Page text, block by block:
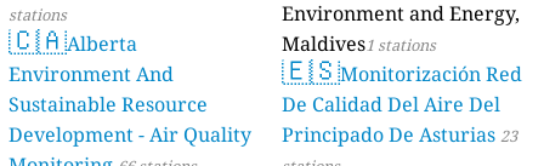
stations
🇨🇦Alberta
Environment And
Sustainable Resource
Development - Air Quality
Environment and Energy,
Maldives1 stations
🇪🇸Monitorización Red
De Calidad Del Aire Del
Principado De Asturias 23